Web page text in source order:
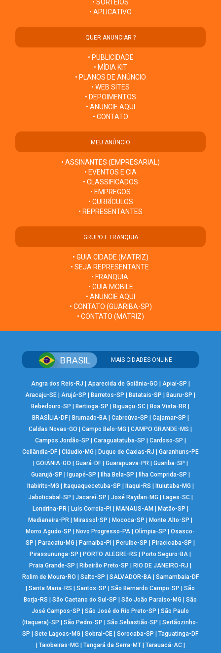
• SORTEIOS
• APLICATIVO
QUER ANUNCIAR ?
• PUBLICIDADE
• MÍDIA KIT
• PLANOS DE ANÚNCIO
• WEB SITES
• DEPOIMENTOS
• ANUNCIE AQUI
• CONTATO
MEU ANÚNCIO
• ASSINANTES (EMPRESARIAL)
• EVENTOS E CIA
• CLASSIFICADOS
• EMPREGOS
• CURRÍCULOS
• REPRESENTANTES
GRUPO E FRANQUIA
• GUIA CIDADE (MATRIZ)
• SEJA REPRESENTANTE
• FRANQUIA
• GUIA MOBILE
• ANUNCIE AQUI
• CONTATO (GUARIBA-SP)
• CONTATO (MATRIZ)
MAIS CIDADES ONLINE
Angra dos Reis-RJ Aparecida de Goiânia-GO Apiaí-SP
Aracaju-SE |Arujá-SP Barretos-SP Batatais-SP Bauru-SP
Bebedouro-SP
Bertioga-SP Biguaçu-SC Boa Vista-RR
BRASÍLIA-DF| Brumado-BA| Cabreúva-SP Cajamar-SP
Caldas Novas-GO
|Campo Belo-MG |CAMPO GRANDE-MS
Campos Jordão-SP
Caraguatatuba-SP Cardoso-SP
Ceilândia-DF| Cláudio-MG Duque de Caxias-RJ
Garanhuns-PE
GOIÂNIA-GO Guará-DF| Guarapuava-PR| Guariba-SP
Guarujá-SP
Iguapé-SP Ilha Bela-SP Ilha Comprida-SP
Itabirito-MG
Itaquaquecetuba-SP Itaqui-RS Ituiutaba-MG
Jaboticabal-SP
Jacareí-SP José Raydan-MG Lages-SC|
Londrina-PR| Luís Correia-PI MANAUS-AM Matão-SP
Medianeira-PR
Mirassol-SP Mococa-SP Monte Alto-SP
Morro Agudo-SP
Novo Progresso-PA |Olímpia-SP |Osasco-
SP
Paracatu-MG Parnaíba-PI Peruíbe-SP Piracicaba-SP
Pirassununga-SP
PORTO ALEGRE-RS Porto Seguro-BA
Praia Grande-SP
Ribeirão Preto-SP RIO DE JANEIRO-RJ
Rolim de Moura-RO
Salto-SP SALVADOR-BA| Samambaia-DF
|Santa Maria-RS |Santos-SP |São Bernardo Campo-SP |São
Borja-RS
|São Caetano do Sul-SP |São João Paraíso-MG |São
José Campos-SP
|São José do Rio Preto-SP |São Paulo
(Itaquera)-SP
|São Pedro-SP |São Sebastião-SP |Sertãozinho-
SP
|Sete Lagoas-MG |Sobral-CE |Sorocaba-SP |Taguatinga-DF
Taiobeiras-MG Tangará da Serra-MT| Tarauacá-AC|